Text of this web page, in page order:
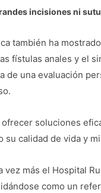
incisiones ni
también ha
fístulas anales y el
de una evaluación
soluciones
su calidad de vida y
vez más el Hospital
como un